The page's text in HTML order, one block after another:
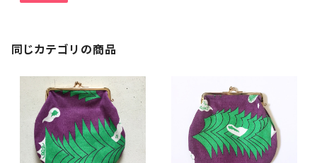
同じカテゴリの商品